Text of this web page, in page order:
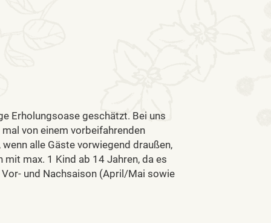
Erholungsoase geschätzt. Bei uns
von einem vorbeifahrenden
alle Gäste vorwiegend draußen,
max. 1 Kind ab 14 Jahren, da es
und Nachsaison (April/Mai sowie